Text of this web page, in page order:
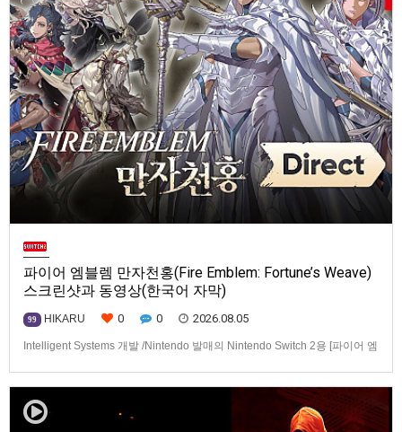
파이어 엠블렘 만자천홍(Fire Emblem: Fortune’s Weave)
스크린샷과 동영상(한국어 자막)
99 HIKARU 0 0 2026.08.05
Intelligent Systems 개발 /Nintendo 발매의 Nintendo Switch 2용 [파이어 엠